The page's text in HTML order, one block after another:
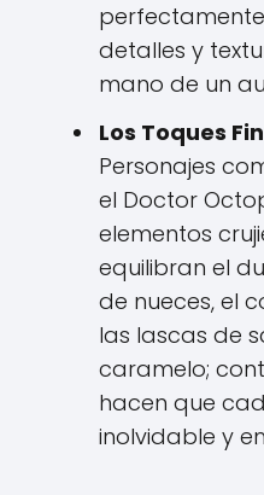
detalles y
mano de un
Los Toques
Personajes
el Doctor
elementos
equilibran el
de nueces, el
las lascas de
caramelo;
hacen que
inolvidable y